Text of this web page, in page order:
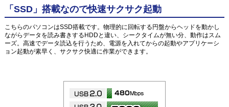
「SSD」搭載なので快速サクサク起動
こちらのパソコンはSSD搭載です。物理的に回転する円盤からヘッドを動かし
ながらデータを読み書きするHDDと違い、シークタイムが無い分、動作はスム
ーズ。高速でデータ読込を行うため、電源を入れてからの起動やアプリケーシ
ョン起動が素早く、サクサク快適に作業ができます。